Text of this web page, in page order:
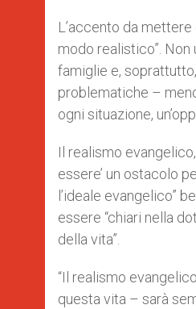
L’accento da
modo realistico”. Non
famiglie e,
problematiche –
ogni situazione,
Il realismo
essere’ un ostacolo
l’ideale evangelico”
essere “chiari nella
della vita”.
“Il realismo
questa vita – sarà